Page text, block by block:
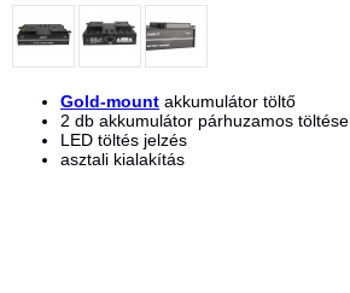
Gold-mount akkumulátor töltő
2 db akkumulátor párhuzamos töltése
LED töltés jelzés
asztali kialakítás